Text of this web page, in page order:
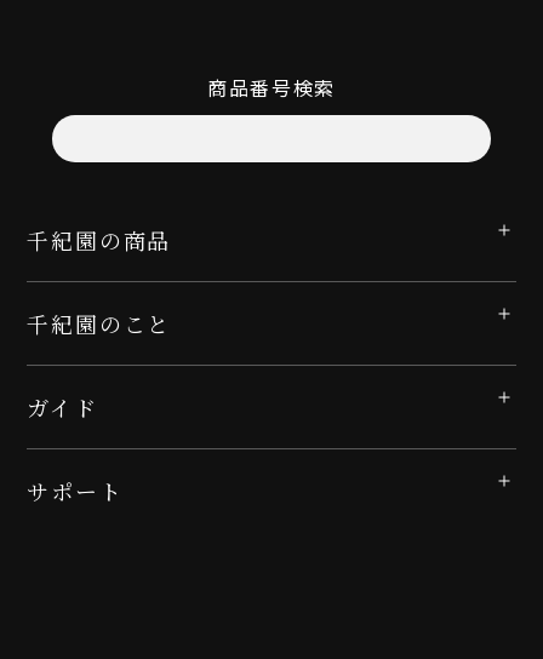
商品番号検索
千紀園の商品
千紀園のこと
ガイド
サポート